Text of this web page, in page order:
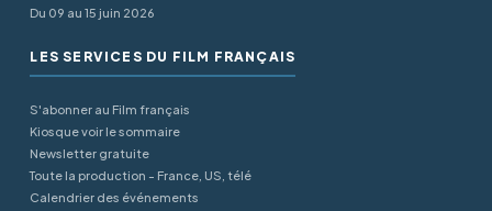
Du 09 au 15 juin 2026
LES SERVICES DU FILM FRANÇAIS
S'abonner au Film français
Kiosque voir le sommaire
Newsletter gratuite
Toute la production - France, US, télé
Calendrier des événements